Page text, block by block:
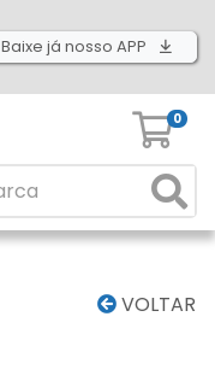
Baixe já nosso APP
0
VOLTAR